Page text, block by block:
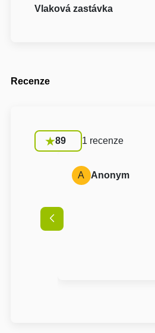
Vlaková zastávka
Recenze
89 1 recenze
A Anonym